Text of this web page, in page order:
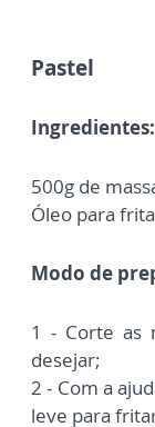
Pastel
Ingredientes:
500g de
Óleo para
Modo de
1 - Corte as
desejar;
2 - Com a
leve para